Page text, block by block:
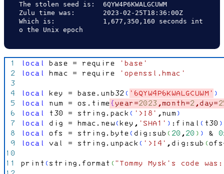
The stolen seed is:  6QYW4P6KWALGCUWM
Zulu time was:       2023-02-25T18:36:00Z
Which is:            1,677,350,160 seconds int